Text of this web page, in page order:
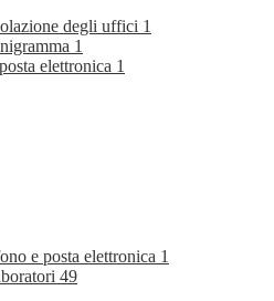
degli uffici 1
1
elettronica 1
e posta elettronica 1
49